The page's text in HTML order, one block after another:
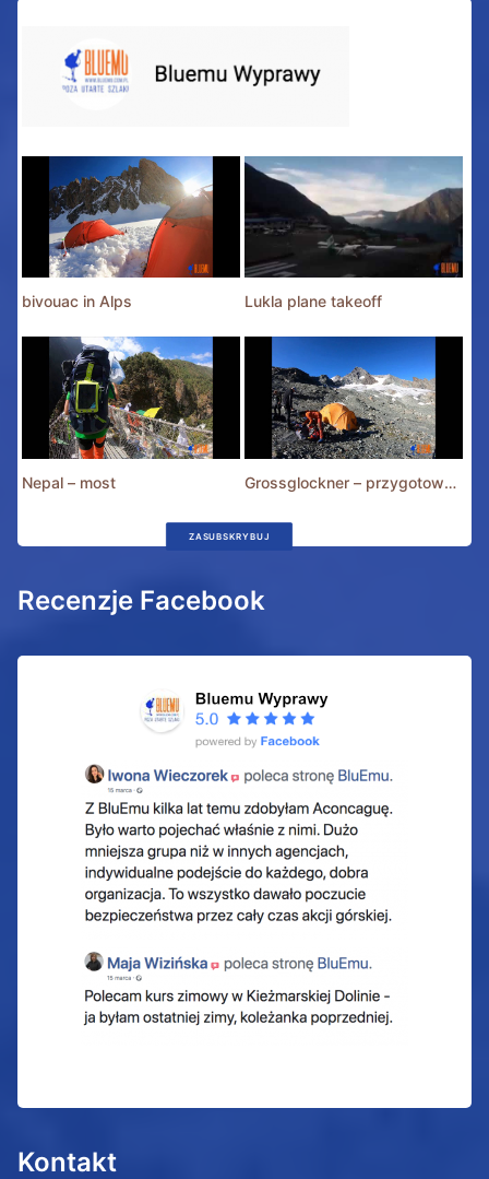
bivouac in Alps Lukla plane takeoff
Nepal – most Grossglockner – przygotowania
ZASUBSKRYBUJ
Recenzje Facebook
Kontakt